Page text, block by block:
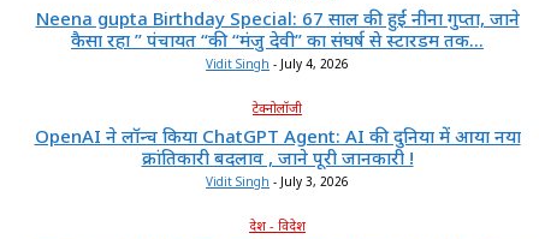
Neena gupta Birthday Special: 67 साल की हुईं नीना गुप्ता, जाने
कैसा रहा ” पंचायत “की “मंजु देवी” का संघर्ष से स्टारडम तक...
Vidit Singh - July 4, 2026
टेक्नोलॉजी
OpenAI ने लॉन्च किया ChatGPT Agent: AI की दुनिया में आया नया
क्रांतिकारी बदलाव , जाने पूरी जानकारी !
Vidit Singh - July 3, 2026
देश - विदेश